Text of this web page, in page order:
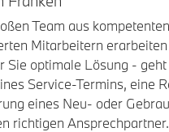
Team aus
Mitarbeitern
Sie optimale Lösung -
Service-Termins, eine
eines Neu- oder
richtigen Ansprechpartner.